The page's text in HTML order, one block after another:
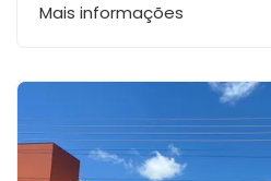
Mais informações